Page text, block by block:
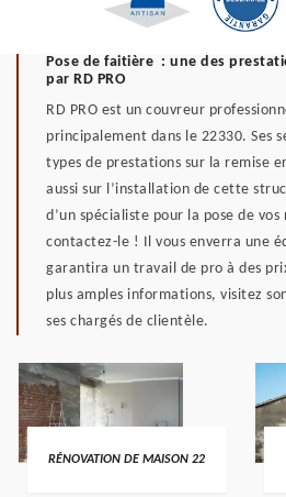
Pose de faitière : une des
par RD PRO
RD PRO est un couvreur
principalement dans le 22330. Ses
types de prestations sur la remise
aussi sur l’installation de cette
d’un spécialiste pour la pose de
contactez-le ! Il vous enverra une
garantira un travail de pro à des
plus amples informations, visitez
ses chargés de clientèle.
RÉNOVATION DE MAISON 22